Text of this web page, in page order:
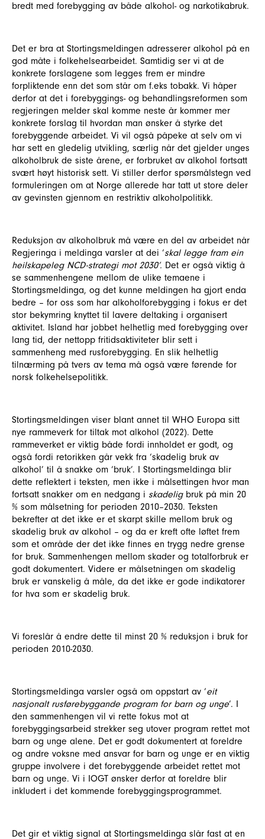
bredt med forebygging av både alkohol- og narkotikabruk.
Det er bra at Stortingsmeldingen adresserer alkohol på en
god måte i folkehelsearbeidet. Samtidig ser vi at de
konkrete forslagene som legges frem er mindre
forpliktende enn det som står om f.eks tobakk. Vi håper
derfor at det i forebyggings- og behandlingsreformen som
regjeringen melder skal komme neste år kommer mer
konkrete forslag til hvordan man ønsker å styrke det
forebyggende arbeidet. Vi vil også påpeke at selv om vi
har sett en gledelig utvikling, særlig når det gjelder unges
alkoholbruk de siste årene, er forbruket av alkohol fortsatt
svært høyt historisk sett. Vi stiller derfor spørsmålstegn ved
formuleringen om at Norge allerede har tatt ut store deler
av gevinsten gjennom en restriktiv alkoholpolitikk.
Reduksjon av alkoholbruk må være en del av arbeidet når
Regjeringa i meldinga varsler at dei ‘skal legge fram ein
heilskapeleg NCD-strategi mot 2030’. Det er også viktig å
se sammenhengene mellom de ulike temaene i
Stortingsmeldinga, og det kunne meldingen ha gjort enda
bedre – for oss som har alkoholforebygging i fokus er det
stor bekymring knyttet til lavere deltaking i organisert
aktivitet. Island har jobbet helhetlig med forebygging over
lang tid, der nettopp fritidsaktiviteter blir sett i
sammenheng med rusforebygging. En slik helhetlig
tilnærming på tvers av tema må også være førende for
norsk folkehelsepolitikk.
Stortingsmeldingen viser blant annet til WHO Europa sitt
nye rammeverk for tiltak mot alkohol (2022). Dette
rammeverket er viktig både fordi innholdet er godt, og
også fordi retorikken går vekk fra ‘skadelig bruk av
alkohol’ til å snakke om ‘bruk’. I Stortingsmeldinga blir
dette reflektert i teksten, men ikke i målsettingen hvor man
fortsatt snakker om en nedgang i skadeligbruk på min 20
% som målsetning for perioden 2010–2030. Teksten
bekrefter at det ikke er et skarpt skille mellom bruk og
skadelig bruk av alkohol – og da er kreft ofte løftet frem
som et område der det ikke finnes en trygg nedre grense
for bruk. Sammenhengen mellom skader og totalforbruk er
godt dokumentert. Videre er målsetningen om skadelig
bruk er vanskelig å måle, da det ikke er gode indikatorer
for hva som er skadelig bruk.
Vi foreslår å endre dette til minst 20 % reduksjon i bruk for
perioden 2010-2030.
Stortingsmeldinga varsler også om oppstart av ‘eit
nasjonalt rusførebyggande program for barn og unge’. I
den sammenhengen vil vi rette fokus mot at
forebyggingsarbeid strekker seg utover program rettet mot
barn og unge alene. Det er godt dokumentert at foreldre
og andre voksne med ansvar for barn og unge er en viktig
gruppe involvere i det forebyggende arbeidet rettet mot
barn og unge. Vi i IOGT ønsker derfor at foreldre blir
inkludert i det kommende forebyggingsprogrammet.
Det gir et viktig signal at Stortingsmeldinga slår fast at en